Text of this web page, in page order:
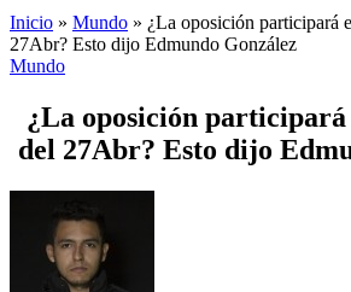
Inicio » Mundo » ¿La oposición participará
27Abr? Esto dijo Edmundo González
Mundo
¿La oposición participará
del 27Abr? Esto dijo